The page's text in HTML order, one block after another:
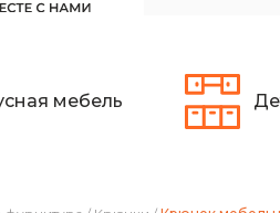
мебель